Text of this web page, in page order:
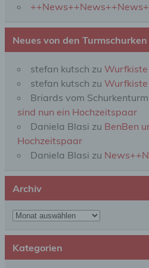
Neues von den Turmschurken
stefan kutsch zu Wurfkiste
stefan kutsch zu Wurfkiste
Briards vom Schurkenturm
sind nun ein Hochzeitspaar
Daniela Blasi zu BenBen
Hochzeitspaar
Daniela Blasi zu
Archiv
Archiv
Kategorien
oder jede solche
das Ordnen, die
Veränderung, das Auslesen,
Verwendung, die
Bereitstellung, den Abgleich
die Einschränkung, das
Vernichtung.
d) Einschränkung der
Einschränkung der
gespeicherter
e) Profiling
Profiling ist jede Art der